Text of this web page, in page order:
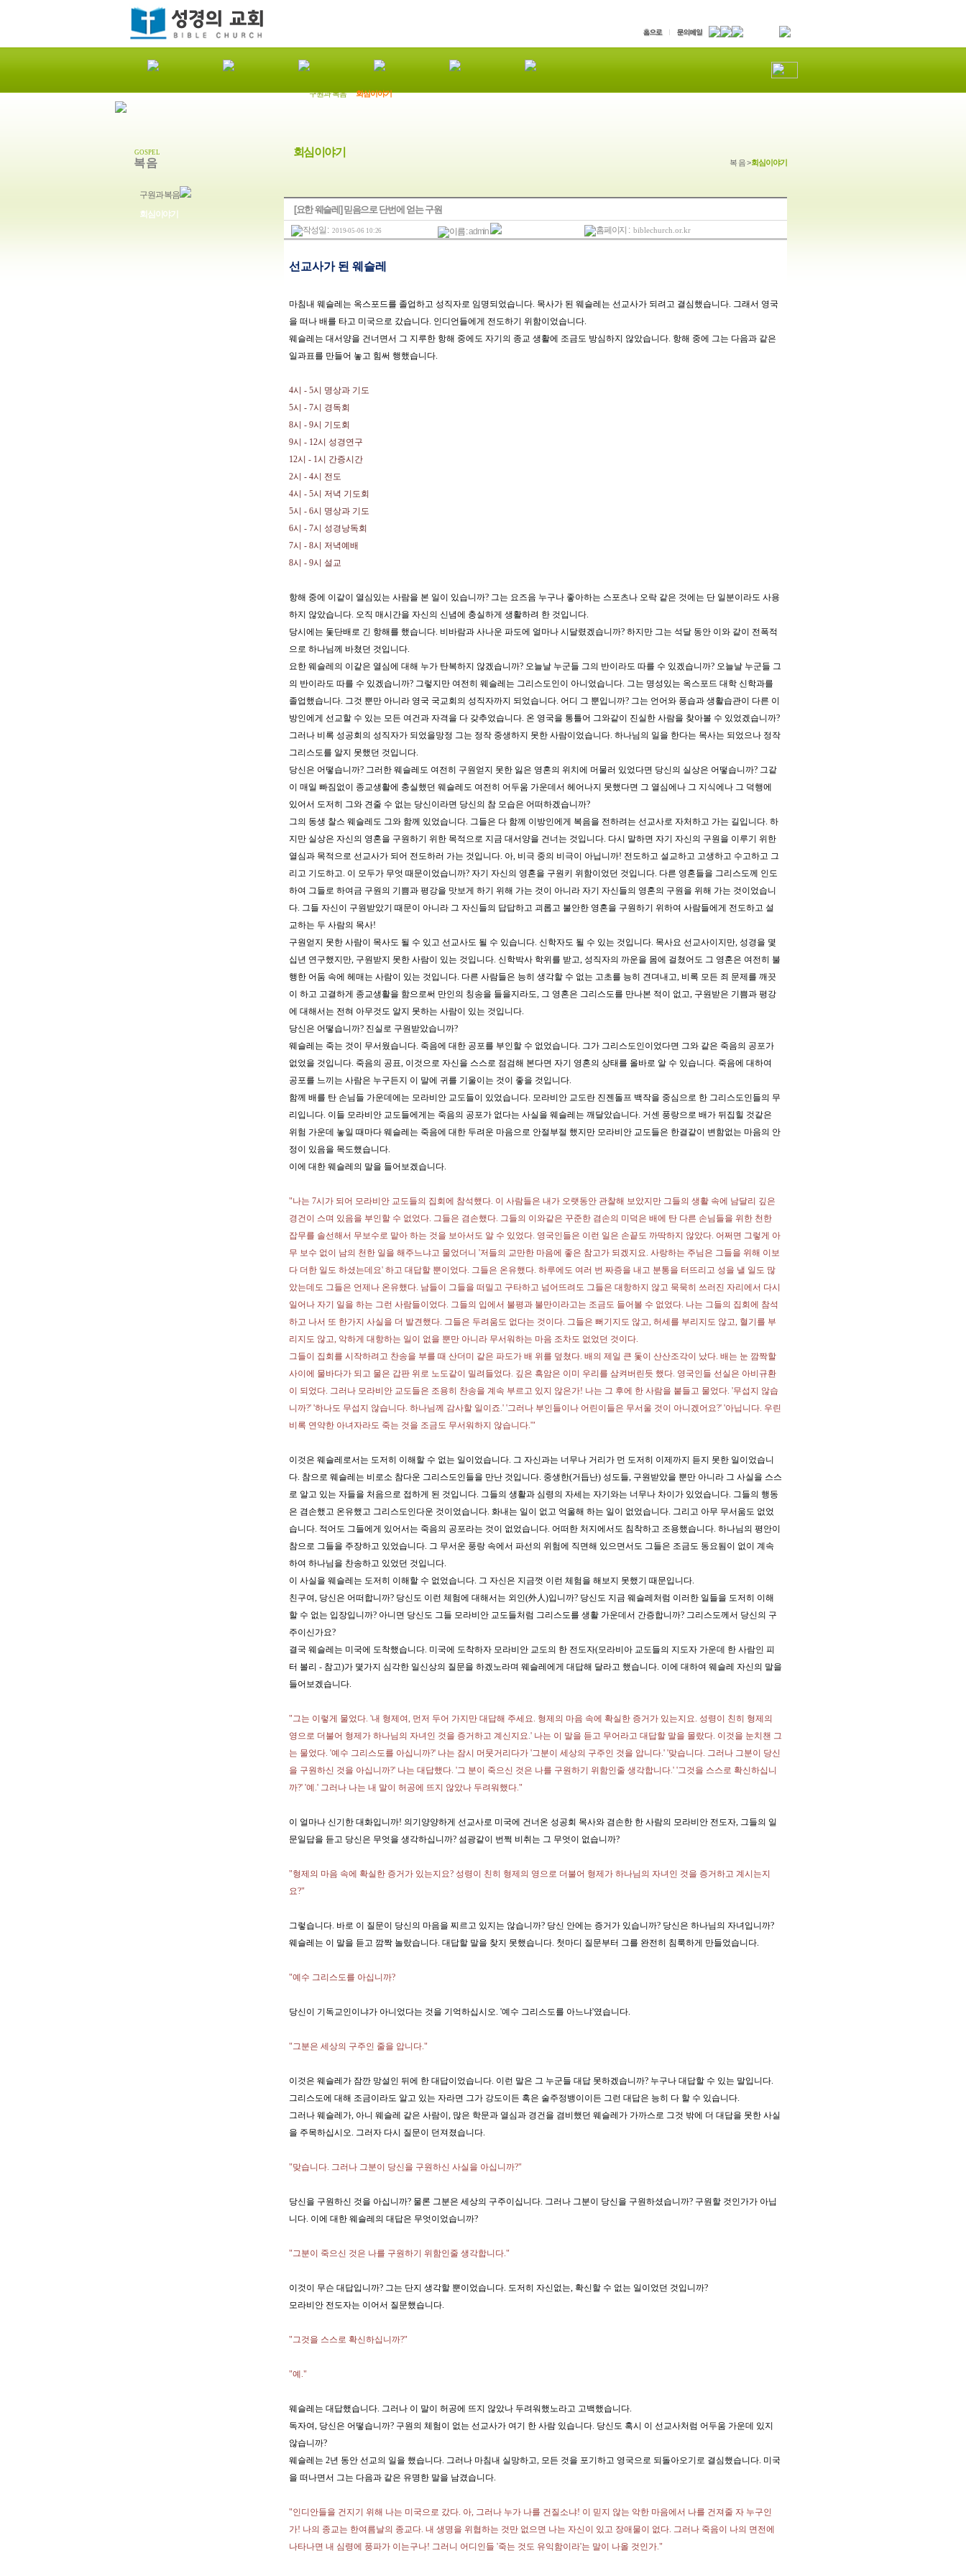
구원과 복음 회심이야기
GOSPEL
복 음
구원과 복음
회심이야기
회심이야기
복 음 >회심이야기
[요한 웨슬레] 믿음으로 단번에 얻는 구원
작성일 : 2019-05-06 10:26 이름 :admin 홈페이지 : biblechurch.or.kr
선교사가 된 웨슬레
마침내 웨슬레는 옥스포드를 졸업하고 성직자로 임명되었습니다. 목사가 된 웨슬레는 선교사가 되려고 결심했습니다. 그래서 영국
을 떠나 배를 타고 미국으로 갔습니다. 인디언들에게 전도하기 위함이었습니다.
웨슬레는 대서양을 건너면서 그 지루한 항해 중에도 자기의 종교 생활에 조금도 방심하지 않았습니다. 항해 중에 그는 다음과 같은
일과표를 만들어 놓고 힘써 행했습니다.
4시 - 5시 명상과 기도
5시 - 7시 경독회
8시 - 9시 기도회
9시 - 12시 성경연구
12시 - 1시 간증시간
2시 - 4시 전도
4시 - 5시 저녁 기도회
5시 - 6시 명상과 기도
6시 - 7시 성경낭독회
7시 - 8시 저녁예배
8시 - 9시 설교
항해 중에 이같이 열심있는 사람을 본 일이 있습니까? 그는 요즈음 누구나 좋아하는 스포츠나 오락 같은 것에는 단 일분이라도 사용
하지 않았습니다. 오직 매시간을 자신의 신념에 충실하게 생활하려 한 것입니다.
당시에는 돛단배로 긴 항해를 했습니다. 비바람과 사나운 파도에 얼마나 시달렸겠습니까? 하지만 그는 석달 동안 이와 같이 전폭적
으로 하나님께 바쳤던 것입니다.
요한 웨슬레의 이같은 열심에 대해 누가 탄복하지 않겠습니까? 오늘날 누군들 그의 반이라도 따를 수 있겠습니까? 오늘날 누군들 그
의 반이라도 따를 수 있겠습니까? 그렇지만 여전히 웨슬레는 그리스도인이 아니었습니다. 그는 명성있는 옥스포드 대학 신학과를
졸업했습니다. 그것 뿐만 아니라 영국 국교회의 성직자까지 되었습니다. 어디 그 뿐입니까? 그는 언어와 풍습과 생활습관이 다른 이
방인에게 선교할 수 있는 모든 여건과 자격을 다 갖추었습니다. 온 영국을 통틀어 그와같이 진실한 사람을 찾아볼 수 있었겠습니까?
그러나 비록 성공회의 성직자가 되었을망정 그는 정작 중생하지 못한 사람이었습니다. 하나님의 일을 한다는 목사는 되었으나 정작
그리스도를 알지 못했던 것입니다.
당신은 어떻습니까? 그러한 웨슬레도 여전히 구원얻지 못한 잃은 영혼의 위치에 머물러 있었다면 당신의 실상은 어떻습니까? 그같
이 매일 빠짐없이 종교생활에 충실했던 웨슬레도 여전히 어두움 가운데서 헤어나지 못했다면 그 열심에나 그 지식에나 그 덕행에
있어서 도저히 그와 견줄 수 없는 당신이라면 당신의 참 모습은 어떠하겠습니까?
그의 동생 찰스 웨슬레도 그와 함께 있었습니다. 그들은 다 함께 이방인에게 복음을 전하려는 선교사로 자처하고 가는 길입니다. 하
지만 실상은 자신의 영혼을 구원하기 위한 목적으로 지금 대서양을 건너는 것입니다. 다시 말하면 자기 자신의 구원을 이루기 위한
열심과 목적으로 선교사가 되어 전도하러 가는 것입니다. 아, 비극 중의 비극이 아닙니까! 전도하고 설교하고 고생하고 수고하고 그
리고 기도하고. 이 모두가 무엇 때문이었습니까? 자기 자신의 영혼을 구원키 위함이었던 것입니다. 다른 영혼들을 그리스도께 인도
하여 그들로 하여금 구원의 기쁨과 평강을 맛보게 하기 위해 가는 것이 아니라 자기 자신들의 영혼의 구원을 위해 가는 것이었습니
다. 그들 자신이 구원받았기 때문이 아니라 그 자신들의 답답하고 괴롭고 불안한 영혼을 구원하기 위하여 사람들에게 전도하고 설
교하는 두 사람의 목사!
구원얻지 못한 사람이 목사도 될 수 있고 선교사도 될 수 있습니다. 신학자도 될 수 있는 것입니다. 목사요 선교사이지만, 성경을 몇
십년 연구했지만, 구원받지 못한 사람이 있는 것입니다. 신학박사 학위를 받고, 성직자의 까운을 몸에 걸쳤어도 그 영혼은 여전히 불
행한 어둠 속에 헤매는 사람이 있는 것입니다. 다른 사람들은 능히 생각할 수 없는 고초를 능히 견뎌내고, 비록 모든 죄 문제를 깨끗
이 하고 고결하게 종교생활을 함으로써 만인의 칭송을 들을지라도, 그 영혼은 그리스도를 만나본 적이 없고, 구원받은 기쁨과 평강
에 대해서는 전혀 아무것도 알지 못하는 사람이 있는 것입니다.
당신은 어떻습니까? 진실로 구원받았습니까?
웨슬레는 죽는 것이 무서웠습니다. 죽음에 대한 공포를 부인할 수 없었습니다. 그가 그리스도인이었다면 그와 같은 죽음의 공포가
없었을 것입니다. 죽음의 공표, 이것으로 자신을 스스로 점검해 본다면 자기 영혼의 상태를 올바로 알 수 있습니다. 죽음에 대하여
공포를 느끼는 사람은 누구든지 이 말에 귀를 기울이는 것이 좋을 것입니다.
함께 배를 탄 손님들 가운데에는 모라비안 교도들이 있었습니다. 모라비안 교도란 진젠돌프 백작을 중심으로 한 그리스도인들의 무
리입니다. 이들 모라비안 교도들에게는 죽음의 공포가 없다는 사실을 웨슬레는 깨달았습니다. 거센 풍랑으로 배가 뒤집힐 것같은
위험 가운데 놓일 때마다 웨슬레는 죽음에 대한 두려운 마음으로 안절부절 했지만 모라비안 교도들은 한결같이 변함없는 마음의 안
정이 있음을 목도했습니다.
이에 대한 웨슬레의 말을 들어보겠습니다.
"나는 7시가 되어 모라비안 교도들의 집회에 참석했다. 이 사람들은 내가 오랫동안 관찰해 보았지만 그들의 생활 속에 남달리 깊은
경건이 스며 있음을 부인할 수 없었다. 그들은 겸손했다. 그들의 이와같은 꾸준한 겸손의 미덕은 배에 탄 다른 손님들을 위한 천한
잡무를 솔선해서 무보수로 맡아 하는 것을 보아서도 알 수 있었다. 영국인들은 이런 일은 손끝도 까딱하지 않았다. 어쩌면 그렇게 아
무 보수 없이 남의 천한 일을 해주느냐고 물었더니 '저들의 교만한 마음에 좋은 참고가 되겠지요. 사랑하는 주님은 그들을 위해 이보
다 더한 일도 하셨는데요' 하고 대답할 뿐이었다. 그들은 온유했다. 하루에도 여러 번 짜증을 내고 분통을 터뜨리고 성을 낼 일도 많
았는데도 그들은 언제나 온유했다. 남들이 그들을 떠밀고 구타하고 넘어뜨려도 그들은 대항하지 않고 묵묵히 쓰러진 자리에서 다시
일어나 자기 일을 하는 그런 사람들이었다. 그들의 입에서 불평과 불만이라고는 조금도 들어볼 수 없었다. 나는 그들의 집회에 참석
하고 나서 또 한가지 사실을 더 발견했다. 그들은 두려움도 없다는 것이다. 그들은 뻐기지도 않고, 허세를 부리지도 않고, 혈기를 부
리지도 않고, 악하게 대항하는 일이 없을 뿐만 아니라 무서워하는 마음 조차도 없었던 것이다.
그들이 집회를 시작하려고 찬송을 부를 때 산더미 같은 파도가 배 위를 덮쳤다. 배의 제일 큰 돛이 산산조각이 났다. 배는 눈 깜짝할
사이에 물바다가 되고 물은 갑판 위로 노도같이 밀려들었다. 깊은 흑암은 이미 우리를 삼켜버린듯 했다. 영국인들 선실은 아비규환
이 되었다. 그러나 모라비안 교도들은 조용히 찬송을 계속 부르고 있지 않은가! 나는 그 후에 한 사람을 붙들고 물었다. '무섭지 않습
니까?' '하나도 무섭지 않습니다. 하나님께 감사할 일이죠.' '그러나 부인들이나 어린이들은 무서울 것이 아니겠어요?' '아닙니다. 우린
비록 연약한 아녀자라도 죽는 것을 조금도 무서워하지 않습니다.'"
이것은 웨슬레로서는 도저히 이해할 수 없는 일이었습니다. 그 자신과는 너무나 거리가 먼 도저히 이제까지 듣지 못한 일이었습니
다. 참으로 웨슬레는 비로소 참다운 그리스도인들을 만난 것입니다. 중생한(거듭난) 성도들, 구원받았을 뿐만 아니라 그 사실을 스스
로 알고 있는 자들을 처음으로 접하게 된 것입니다. 그들의 생활과 심령의 자세는 자기와는 너무나 차이가 있었습니다. 그들의 행동
은 겸손했고 온유했고 그리스도인다운 것이었습니다. 화내는 일이 없고 억울해 하는 일이 없었습니다. 그리고 아무 무서움도 없었
습니다. 적어도 그들에게 있어서는 죽음의 공포라는 것이 없었습니다. 어떠한 처지에서도 침착하고 조용했습니다. 하나님의 평안이
참으로 그들을 주장하고 있었습니다. 그 무서운 풍랑 속에서 파선의 위험에 직면해 있으면서도 그들은 조금도 동요됨이 없이 계속
하여 하나님을 찬송하고 있었던 것입니다.
이 사실을 웨슬레는 도저히 이해할 수 없었습니다. 그 자신은 지금껏 이런 체험을 해보지 못했기 때문입니다.
친구여, 당신은 어떠합니까? 당신도 이런 체험에 대해서는 외인(外人)입니까? 당신도 지금 웨슬레처럼 이러한 일들을 도저히 이해
할 수 없는 입장입니까? 아니면 당신도 그들 모라비안 교도들처럼 그리스도를 생활 가운데서 간증합니까? 그리스도께서 당신의 구
주이신가요?
결국 웨슬레는 미국에 도착했습니다. 미국에 도착하자 모라비안 교도의 한 전도자(모라비아 교도들의 지도자 가운데 한 사람인 피
터 볼리 - 참고)가 몇가지 심각한 일신상의 질문을 하겠노라며 웨슬레에게 대답해 달라고 했습니다. 이에 대하여 웨슬레 자신의 말을
들어보겠습니다.
"그는 이렇게 물었다. '내 형제여, 먼저 두어 가지만 대답해 주세요. 형제의 마음 속에 확실한 증거가 있는지요. 성령이 친히 형제의
영으로 더불어 형제가 하나님의 자녀인 것을 증거하고 계신지요.' 나는 이 말을 듣고 무어라고 대답할 말을 몰랐다. 이것을 눈치챈 그
는 물었다. '예수 그리스도를 아십니까?' 나는 잠시 머뭇거리다가 '그분이 세상의 구주인 것을 압니다.' '맞습니다. 그러나 그분이 당신
을 구원하신 것을 아십니까?' 나는 대답했다. '그 분이 죽으신 것은 나를 구원하기 위함인줄 생각합니다.' '그것을 스스로 확신하십니
까?' '예.' 그러나 나는 내 말이 허공에 뜨지 않았나 두려워했다."
이 얼마나 신기한 대화입니까! 의기양양하게 선교사로 미국에 건너온 성공회 목사와 겸손한 한 사람의 모라비안 전도자, 그들의 일
문일답을 듣고 당신은 무엇을 생각하십니까? 섬광같이 번쩍 비취는 그 무엇이 없습니까?
"형제의 마음 속에 확실한 증거가 있는지요? 성령이 친히 형제의 영으로 더불어 형제가 하나님의 자녀인 것을 증거하고 계시는지
요?"
그렇습니다. 바로 이 질문이 당신의 마음을 찌르고 있지는 않습니까? 당신 안에는 증거가 있습니까? 당신은 하나님의 자녀입니까?
웨슬레는 이 말을 듣고 깜짝 놀랐습니다. 대답할 말을 찾지 못했습니다. 첫마디 질문부터 그를 완전히 침룩하게 만들었습니다.
"예수 그리스도를 아십니까?
당신이 기독교인이냐가 아니었다는 것을 기억하십시오. '예수 그리스도를 아느냐'였습니다.
"그분은 세상의 구주인 줄을 압니다."
이것은 웨슬레가 잠깐 망설인 뒤에 한 대답이었습니다. 이런 말은 그 누군들 대답 못하겠습니까? 누구나 대답할 수 있는 말입니다.
그리스도에 대해 조금이라도 알고 있는 자라면 그가 강도이든 혹은 술주정뱅이이든 그런 대답은 능히 다 할 수 있습니다.
그러나 웨슬레가, 아니 웨슬레 같은 사람이, 많은 학문과 열심과 경건을 겸비했던 웨슬레가 가까스로 그것 밖에 더 대답을 못한 사실
을 주목하십시오. 그러자 다시 질문이 던져졌습니다.
"맞습니다. 그러나 그분이 당신을 구원하신 사실을 아십니까?"
당신을 구원하신 것을 아십니까? 물론 그분은 세상의 구주이십니다. 그러나 그분이 당신을 구원하셨습니까? 구원할 것인가가 아닙
니다. 이에 대한 웨슬레의 대답은 무엇이었습니까?
"그분이 죽으신 것은 나를 구원하기 위함인줄 생각합니다."
이것이 무슨 대답입니까? 그는 단지 생각할 뿐이었습니다. 도저히 자신없는, 확신할 수 없는 일이었던 것입니까?
모라비안 전도자는 이어서 질문했습니다.
"그것을 스스로 확신하십니까?"
"예."
웨슬레는 대답했습니다. 그러나 이 말이 허공에 뜨지 않았나 두려워했노라고 고백했습니다.
독자여, 당신은 어떻습니까? 구원의 체험이 없는 선교사가 여기 한 사람 있습니다. 당신도 혹시 이 선교사처럼 어두움 가운데 있지
않습니까?
웨슬레는 2년 동안 선교의 일을 했습니다. 그러나 마침내 실망하고, 모든 것을 포기하고 영국으로 되돌아오기로 결심했습니다. 미국
을 떠나면서 그는 다음과 같은 유명한 말을 남겼습니다.
"인디안들을 건지기 위해 나는 미국으로 갔다. 아, 그러나 누가 나를 건질소냐! 이 믿지 않는 악한 마음에서 나를 건져줄 자 누구인
가! 나의 종교는 한여름날의 종교다. 내 생명을 위협하는 것만 없으면 나는 자신이 있고 장애물이 없다. 그러나 죽음이 나의 면전에
나타나면 내 심령에 풍파가 이는구나! 그러니 어디인들 '죽는 것도 유익함이라'는 말이 나올 것인가."